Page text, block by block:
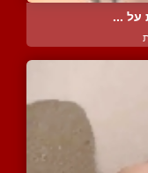
על ...